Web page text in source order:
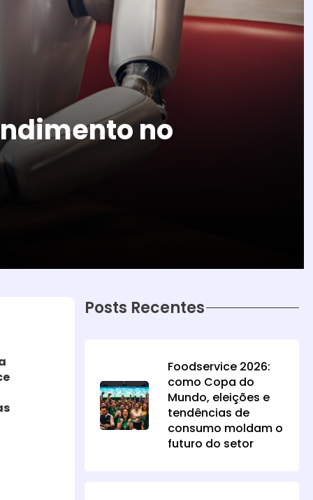
no
Posts Recentes
Foodservice 2026:
como Copa do
Mundo, eleições e
tendências de
consumo moldam o
futuro do setor